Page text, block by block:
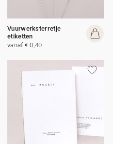
Vuurwerksterretje
etiketten
vanaf € 0,40